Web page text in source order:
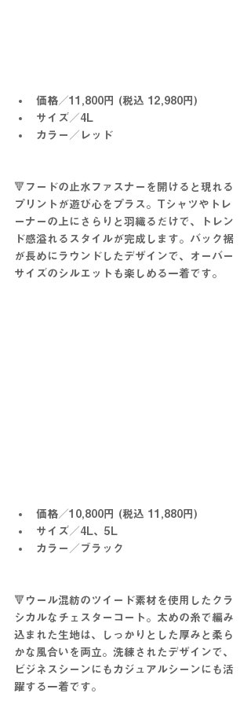
価格／11,800円 (税込 12,980円)
サイズ／4L
カラー／レッド
🔻フードの止水ファスナーを開けると現れる
プリントが遊び心をプラス。Tシャツやトレ
ーナーの上にさらりと羽織るだけで、トレン
ド感溢れるスタイルが完成します。バック裾
が長めにラウンドしたデザインで、オーバー
サイズのシルエットも楽しめる一着です。
価格／10,800円 (税込 11,880円)
サイズ／4L、5L
カラー／ブラック
🔻ウール混紡のツイード素材を使用したクラ
シカルなチェスターコート。太めの糸で編み
込まれた生地は、しっかりとした厚みと柔ら
かな風合いを両立。洗練されたデザインで、
ビジネスシーンにもカジュアルシーンにも活
躍する一着です。